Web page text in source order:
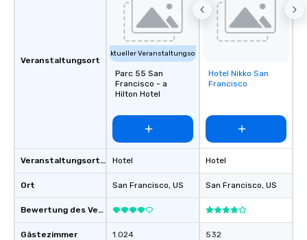
Veranstaltungsort
Veranstaltungsortstyp
Ort
Bewertung des Veranstaltungsortes
Gästezimmer
Aktueller Veranstaltungsort
Parc 55 San
Francisco - a
Hilton Hotel
Hotel
San Francisco, US
1.024
Removed from
favorites
Hotel Nikko San
Francisco
Hotel
San Francisco, US
532